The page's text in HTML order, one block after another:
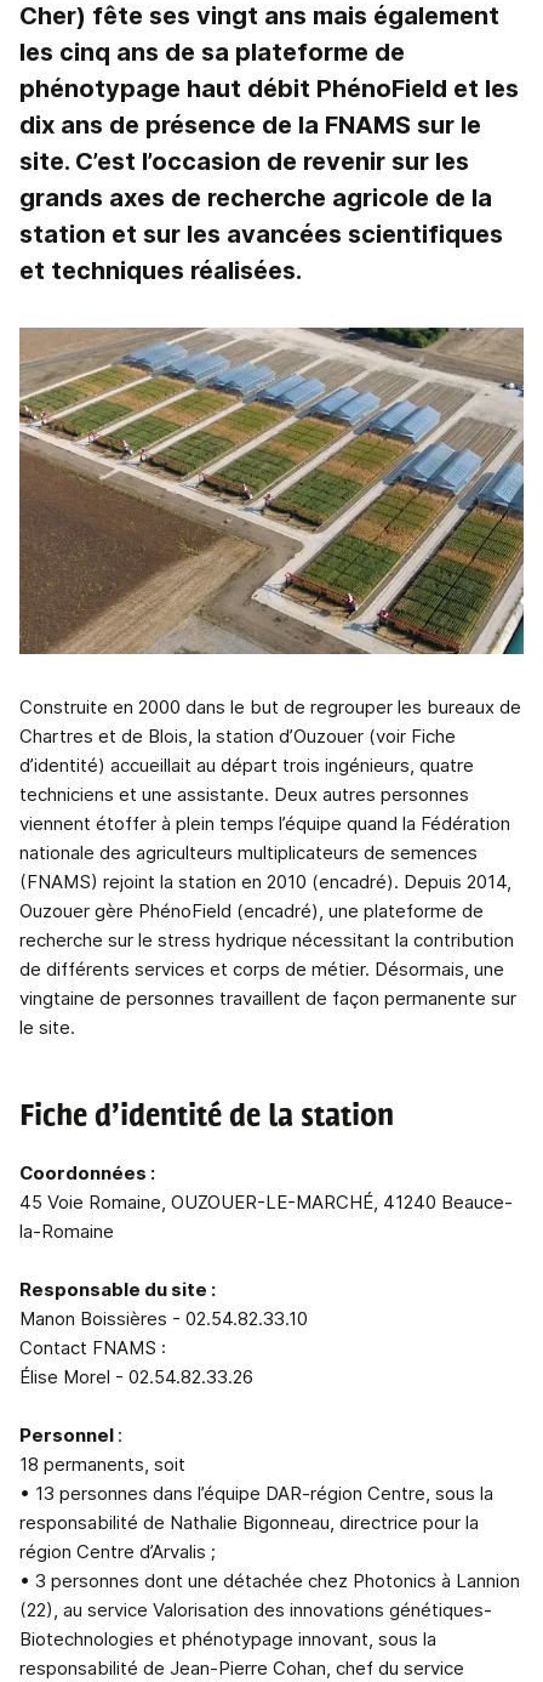
Cher) fête ses vingt ans mais également
les cinq ans de sa plateforme de
phénotypage haut débit PhénoField et les
dix ans de présence de la FNAMS sur le
site. C’est l’occasion de revenir sur les
grands axes de recherche agricole de la
station et sur les avancées scientifiques
et techniques réalisées.
Construite en 2000 dans le but de regrouper les bureaux de
Chartres et de Blois, la station d’Ouzouer (voir Fiche
d’identité) accueillait au départ trois ingénieurs, quatre
techniciens et une assistante. Deux autres personnes
viennent étoffer à plein temps l’équipe quand la Fédération
nationale des agriculteurs multiplicateurs de semences
(FNAMS) rejoint la station en 2010 (encadré). Depuis 2014,
Ouzouer gère PhénoField (encadré), une plateforme de
recherche sur le stress hydrique nécessitant la contribution
de différents services et corps de métier. Désormais, une
vingtaine de personnes travaillent de façon permanente sur
le site.
Fiche d’identité de la station
Coordonnées :
45 Voie Romaine, OUZOUER-LE-MARCHÉ, 41240 Beauce-
la-Romaine
Responsable du site :
Manon Boissières - 02.54.82.33.10
Contact FNAMS :
Élise Morel - 02.54.82.33.26
Personnel :
18 permanents, soit
• 13 personnes dans l’équipe DAR-région Centre, sous la
responsabilité de Nathalie Bigonneau, directrice pour la
région Centre d’Arvalis ;
• 3 personnes dont une détachée chez Photonics à Lannion
(22), au service Valorisation des innovations génétiques-
Biotechnologies et phénotypage innovant, sous la
responsabilité de Jean-Pierre Cohan, chef du service